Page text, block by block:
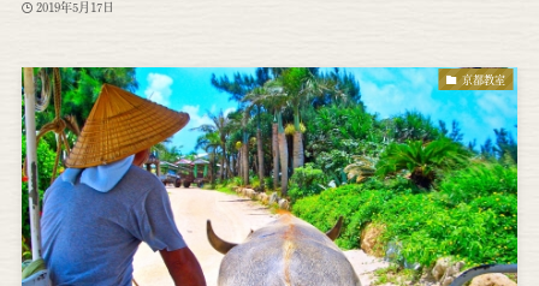
2019年5月17日
京都教室